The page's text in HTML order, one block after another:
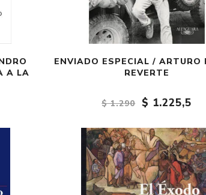
A LA
ENVIADO ESPECIAL / ARTURO
REVERTE
$ 1.290 $ 1.225,5